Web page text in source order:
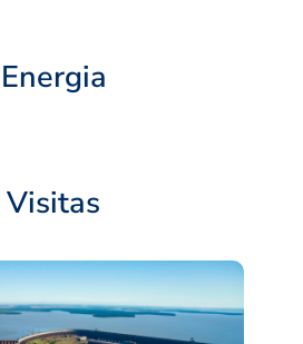
Energia
Visitas